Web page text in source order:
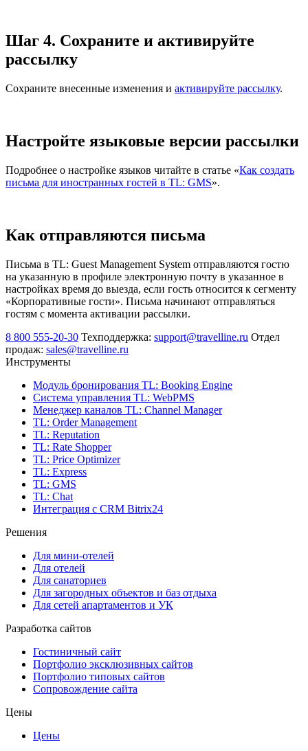
Шаг 4. Сохраните и активируйте
рассылку
Сохраните внесенные изменения и активируйте рассылку.
Настройте языковые версии рассылки
Подробнее о настройке языков читайте в статье «Как создать
письма для иностранных гостей в TL: GMS».
Как отправляются письма
Письма в TL: Guest Management System отправляются гостю
на указанную в профиле электронную почту в указанное в
настройках время до выезда, если гость относится к сегменту
«Корпоративные гости». Письма начинают отправляться
гостям с момента активации рассылки.
8 800 555-20-30 Техподдержка: support@travelline.ru Отдел
продаж: sales@travelline.ru
Инструменты
Модуль бронирования TL: Booking Engine
Система управления TL: WebPMS
Менеджер каналов TL: Channel Manager
TL: Order Management
TL: Reputation
TL: Rate Shopper
TL: Price Optimizer
TL: Express
TL: GMS
TL: Chat
Интеграция с CRM Bitrix24
Решения
Для мини-отелей
Для отелей
Для санаториев
Для загородных объектов и баз отдыха
Для сетей апартаментов и УК
Разработка сайтов
Гостиничный сайт
Портфолио эксклюзивных сайтов
Портфолио типовых сайтов
Сопровождение сайта
Цены
Цены